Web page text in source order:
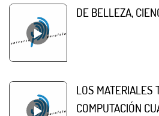
DE BELLEZA,
LOS MATERIALES
COMPUTACIÓN